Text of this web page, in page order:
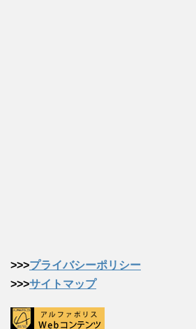
>>>プライバシーポリシー
>>>サイトマップ